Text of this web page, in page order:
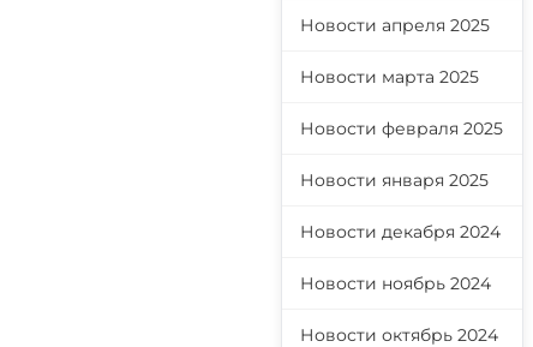
Новости апреля 2025
Новости марта 2025
Новости февраля 2025
Новости января 2025
Новости декабря 2024
Новости ноябрь 2024
Новости октябрь 2024